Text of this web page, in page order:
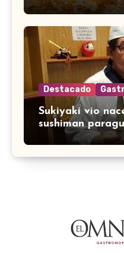
Destacado
Sukiyaki vio
sushiman